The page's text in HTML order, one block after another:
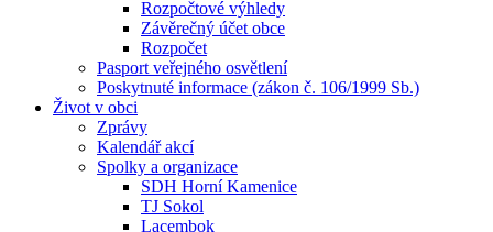
Rozpočtové výhledy
Závěrečný účet obce
Rozpočet
Pasport veřejného osvětlení
Poskytnuté informace (zákon č. 106/1999 Sb.)
Život v obci
Zprávy
Kalendář akcí
Spolky a organizace
SDH Horní Kamenice
TJ Sokol
Lacembok